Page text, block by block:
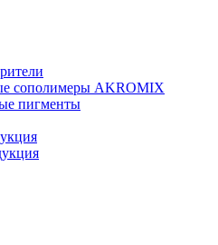
сополимеры AKROMIX
пигменты